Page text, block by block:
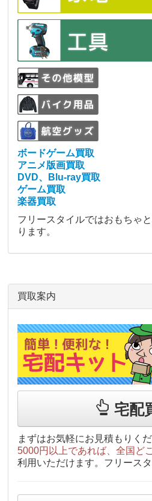
ボードゲーム買取
アニメ版画買取
DVD、Blu-ray買取
ゲーム買取
楽器買取
フリースタイルではおもちゃ
ります。
買取案内
宅配
まずはお気軽にお見積もりくだ
5000円以上であれば、全国ど
利用いただけます。フリース